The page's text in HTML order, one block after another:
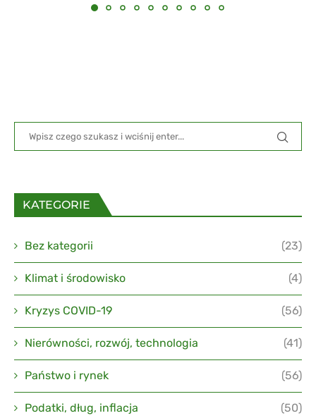
KATEGORIE
Bez kategorii (23)
Klimat i środowisko (4)
Kryzys COVID-19 (56)
Nierówności, rozwój, technologia (41)
Państwo i rynek (56)
Podatki, dług, inflacja (50)